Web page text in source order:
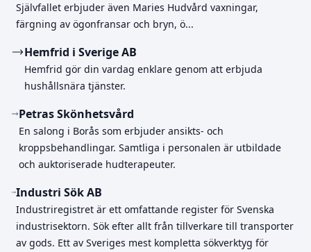
Självfallet erbjuder även Maries Hudvård vaxningar,
färgning av ögonfransar och bryn, ö...
Hemfrid i Sverige AB
Hemfrid gör din vardag enklare genom att erbjuda
hushållsnära tjänster.
Petras Skönhetsvård
En salong i Borås som erbjuder ansikts- och
kroppsbehandlingar. Samtliga i personalen är utbildade
och auktoriserade hudterapeuter.
Industri Sök AB
Industriregistret är ett omfattande register för Svenska
industrisektorn. Sök efter allt från tillverkare till transporter
av gods. Ett av Sveriges mest kompletta sökverktyg för